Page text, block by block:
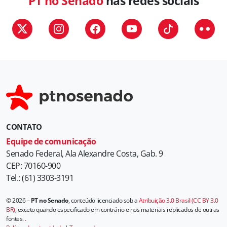
CONTATO
Equipe de comunicação
Senado Federal, Ala Alexandre Costa, Gab. 9
CEP: 70160-900
Tel.: (61) 3303-3191
© 2026 –PT no Senado, conteúdo licenciado sob aAtribuição 3.0 Brasil (CC BY 3.0
BR), exceto quando especificado em contrário e nos materiais replicados de outras
fontes..